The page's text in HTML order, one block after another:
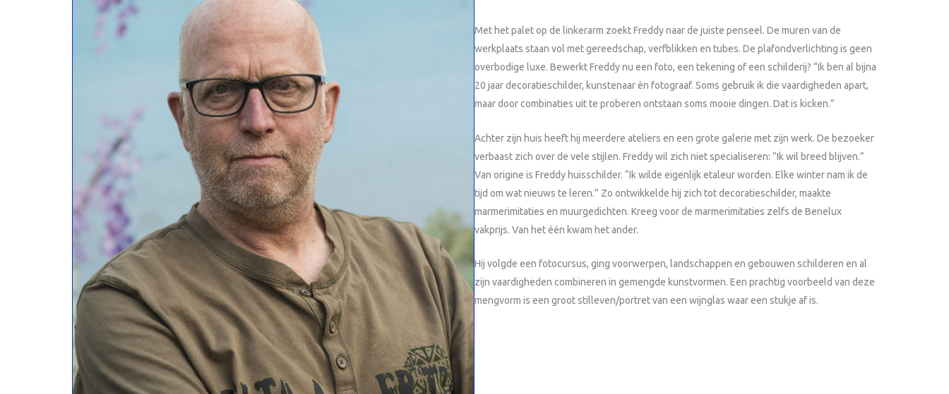
Met het palet op de linkerarm zoekt Freddy naar de juiste penseel. De muren van de
werkplaats staan vol met gereedschap, verfblikken en tubes. De plafondverlichting is geen
overbodige luxe. Bewerkt Freddy nu een foto, een tekening of een schilderij? “Ik ben al bijna
20 jaar decoratieschilder, kunstenaar èn fotograaf. Soms gebruik ik die vaardigheden apart,
maar door combinaties uit te proberen ontstaan soms mooie dingen. Dat is kicken.”
Achter zijn huis heeft hij meerdere ateliers en een grote galerie met zijn werk. De bezoeker
verbaast zich over de vele stijlen. Freddy wil zich niet specialiseren: “Ik wil breed blijven.”
Van origine is Freddy huisschilder. “Ik wilde eigenlijk etaleur worden. Elke winter nam ik de
tijd om wat nieuws te leren.” Zo ontwikkelde hij zich tot decoratieschilder, maakte
marmerimitaties en muurgedichten. Kreeg voor de marmerimitaties zelfs de Benelux
vakprijs. Van het één kwam het ander.
Hij volgde een fotocursus, ging voorwerpen, landschappen en gebouwen schilderen en al
zijn vaardigheden combineren in gemengde kunstvormen. Een prachtig voorbeeld van deze
mengvorm is een groot stilleven/portret van een wijnglas waar een stukje af is.